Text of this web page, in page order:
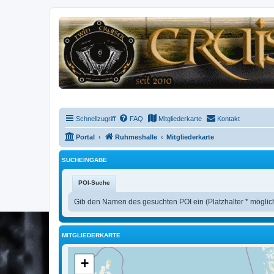
Schnellzugriff FAQ Mitgliederkarte Kontakt
Portal Ruhmeshalle Mitgliederkarte
SUCHEINGABE
POI-Suche
Gib den Namen des gesuchten POI ein (Platzhalter *
MITGLIEDERKARTE
+